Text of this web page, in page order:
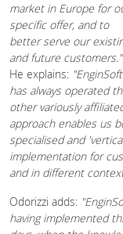
market in Europe for
specific offer, and to
better serve our
and future customers."
He explains: "EnginSoft
has always operated
other variously
approach enables us
specialised and
implementation for
and in different
Odorizzi adds:
having implemented